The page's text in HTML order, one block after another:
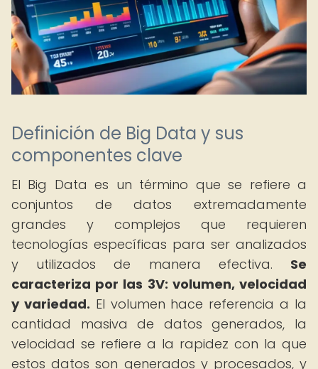
Definición de Big Data y sus
componentes clave
El Big Data es un término que se refiere a
conjuntos de datos extremadamente
grandes y complejos que requieren
tecnologías específicas para ser analizados
y utilizados de manera efectiva. Se
caracteriza por las 3V: volumen, velocidad
y variedad. El volumen hace referencia a la
cantidad masiva de datos generados, la
velocidad se refiere a la rapidez con la que
estos datos son generados y procesados, y